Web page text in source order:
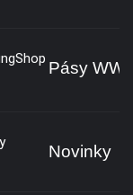
Pásy
Novinky